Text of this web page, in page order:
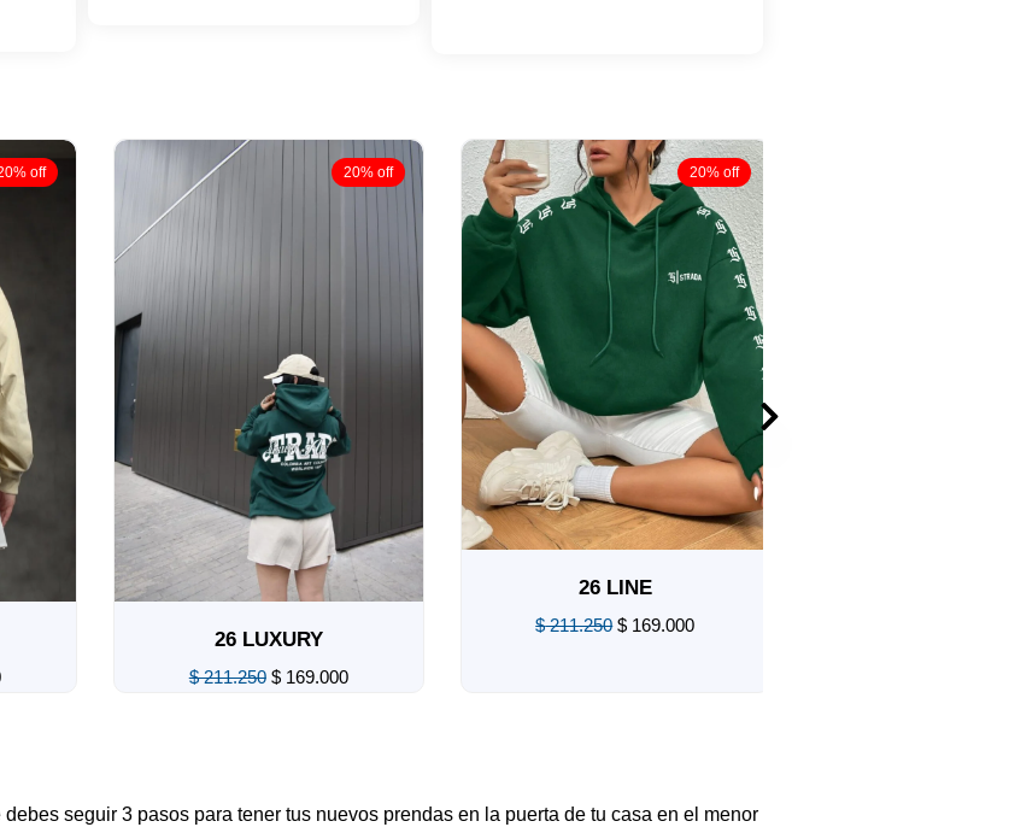
off 20% off
26 LUXURY
211.250 $169.000
20% off
26 LINE
211.250 $169.000
seguir 3 pasos para tener tus nuevos prendas en la puerta de tu casa en el menor